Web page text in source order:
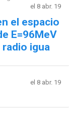
el 8 abr. 19
el espacio
Ε=96MeV
igua
el 8 abr. 19